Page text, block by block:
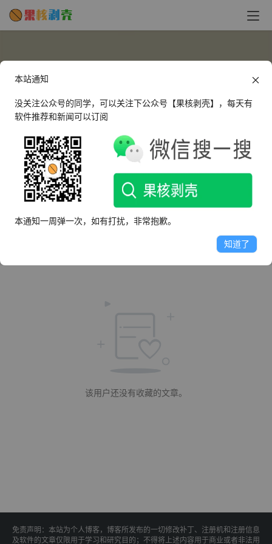
Jolim
这个人很懒，什么都没有留下～
该用户还没有收藏的文章。
免责声明：本站为个人博客，博客所发布的一切修改补丁、注册机和注册信息
及软件的文章仅限用于学习和研究目的；不得将上述内容用于商业或者非法用
本站通知
没关注公众号的同学，可以关注下公众号【果核剥壳】，每天有
软件推荐和新闻可以订阅
本通知一周弹一次，如有打扰，非常抱歉。
知道了